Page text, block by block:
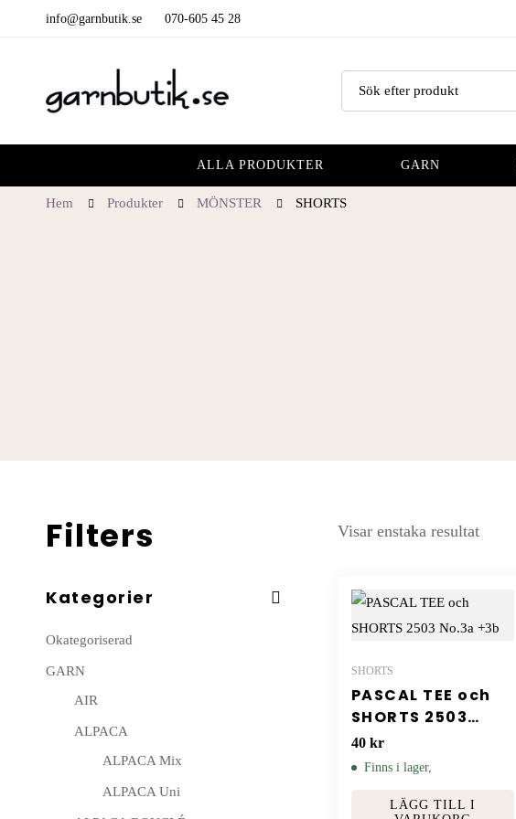
info@garnbutik.se 070-605 45 28
ALLA PRODUKTER GARN
Hem Produkter MÖNSTER SHORTS
Filters
Kategorier
Okategoriserad
GARN
AIR
ALPACA
ALPACA Mix
ALPACA Uni
Visar enstaka resultat
SHORTS
PASCAL TEE och
SHORTS 2503
No.3a +3b
40 kr
Finns i lager,
LÄGG TILL I